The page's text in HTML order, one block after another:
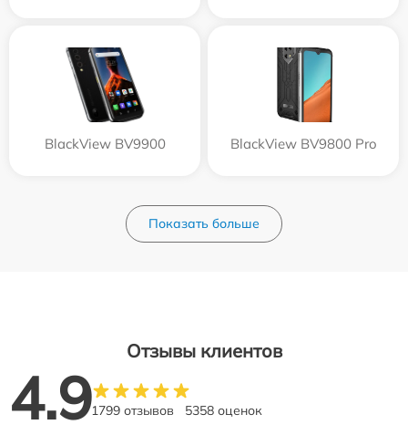
BlackView BV9900 BlackView BV9800 Pro
Показать больше
Отзывы клиентов
4.91799 отзывов 5358 оценок